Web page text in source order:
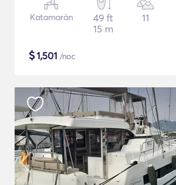
Katamarán
49 ft
15 m
11
$1,501 /noc